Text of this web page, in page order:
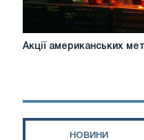
Акції
американських
Акції американських
НОВИНИ